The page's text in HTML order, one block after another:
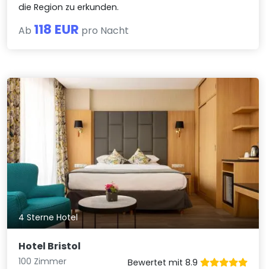
die Region zu erkunden.
Ab 118 EUR pro Nacht
4 Sterne Hotel
Hotel Bristol
100 Zimmer
Bewertet mit 8.9